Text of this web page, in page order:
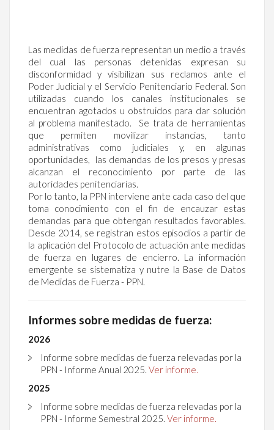
Las medidas de fuerza representan un medio a través
del cual las personas detenidas expresan su
disconformidad y visibilizan sus reclamos ante el
Poder Judicial y el Servicio Penitenciario Federal. Son
utilizadas cuando los canales institucionales se
encuentran agotados u obstruidos para dar solución
al problema manifestado. Se trata de herramientas
que permiten movilizar instancias, tanto
administrativas como judiciales y, en algunas
oportunidades, las demandas de los presos y presas
alcanzan el reconocimiento por parte de las
autoridades penitenciarias.
Por lo tanto, la PPN interviene ante cada caso del que
toma conocimiento con el fin de encauzar estas
demandas para que obtengan resultados favorables.
Desde 2014, se registran estos episodios a partir de
la aplicación del Protocolo de actuación ante medidas
de fuerza en lugares de encierro. La información
emergente se sistematiza y nutre la Base de Datos
de Medidas de Fuerza - PPN.
Informes sobre medidas de fuerza:
2026
Informe sobre medidas de fuerza relevadas por la
PPN - Informe Anual 2025. Ver informe.
2025
Informe sobre medidas de fuerza relevadas por la
PPN - Informe Semestral 2025. Ver informe.